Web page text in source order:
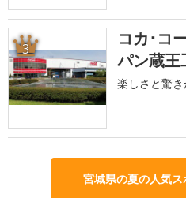
3
コカ･コ
パン蔵王
楽しさと驚
宮城県の夏の人気